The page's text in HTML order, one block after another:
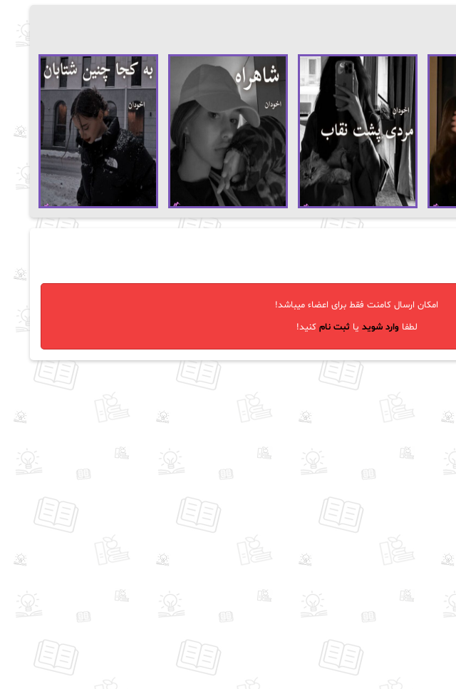
امکان ارسال کامنت فقط برای اعضاء میباشد!
لطفاوارد شوید یاثبت نام کنید!